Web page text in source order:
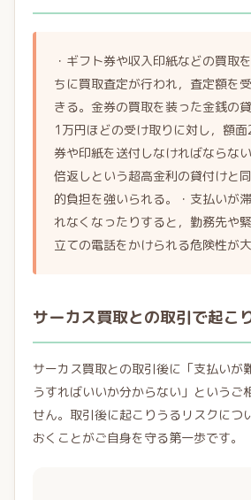
・ギフト券や収入印紙などの買取
ちに買取査定が行われ，査定額を
きる。金券の買取を装った金銭の
1万円ほどの受け取りに対し，額
券や印紙を送付しなければならな
倍返しという超高金利の貸付けと
的負担を強いられる。・支払いが
れなくなったりすると，勤務先や
立ての電話をかけられる危険性が大
サーカス買取との取引で起こ
サーカス買取との取引後に「支払いが
うすればいいか分からない」というご
せん。取引後に起こりうるリスクにつ
おくことがご自身を守る第一歩です。